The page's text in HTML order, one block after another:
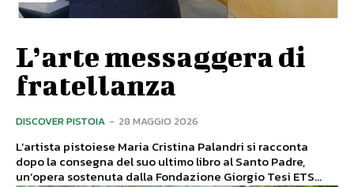
L’arte messaggera di
fratellanza
DISCOVER PISTOIA - 28 MAGGIO 2026
L’artista pistoiese Maria Cristina Palandri si racconta
dopo la consegna del suo ultimo libro al Santo Padre,
un’opera sostenuta dalla Fondazione Giorgio Tesi ETS...